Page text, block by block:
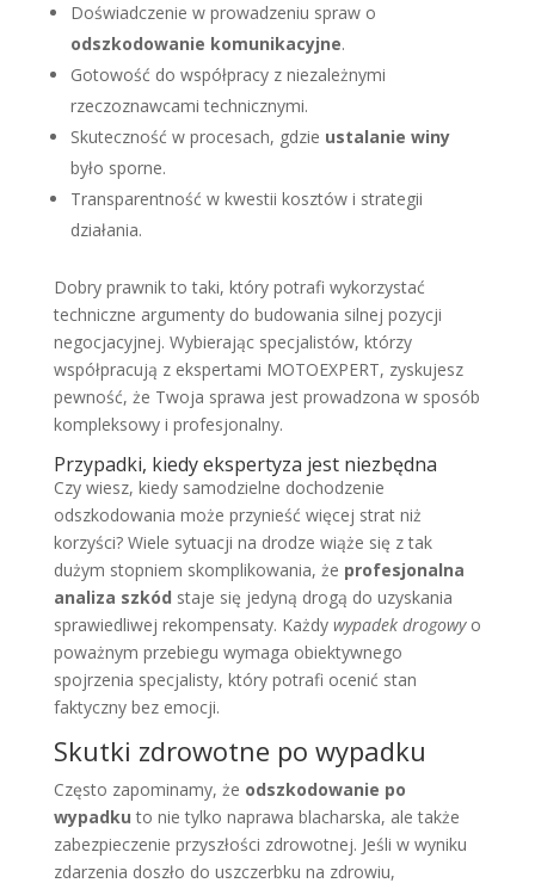
Doświadczenie w prowadzeniu spraw o
odszkodowanie komunikacyjne.
Gotowość do współpracy z niezależnymi
rzeczoznawcami technicznymi.
Skuteczność w procesach, gdzie ustalanie winy
było sporne.
Transparentność w kwestii kosztów i strategii
działania.
Dobry prawnik to taki, który potrafi wykorzystać
techniczne argumenty do budowania silnej pozycji
negocjacyjnej. Wybierając specjalistów, którzy
współpracują z ekspertami MOTOEXPERT, zyskujesz
pewność, że Twoja sprawa jest prowadzona w sposób
kompleksowy i profesjonalny.
Przypadki, kiedy ekspertyza jest niezbędna
Czy wiesz, kiedy samodzielne dochodzenie
odszkodowania może przynieść więcej strat niż
korzyści? Wiele sytuacji na drodze wiąże się z tak
dużym stopniem skomplikowania, że profesjonalna
analiza szkód staje się jedyną drogą do uzyskania
sprawiedliwej rekompensaty. Każdy wypadek drogowyo
poważnym przebiegu wymaga obiektywnego
spojrzenia specjalisty, który potrafi ocenić stan
faktyczny bez emocji.
Skutki zdrowotne po wypadku
Często zapominamy, że odszkodowanie po
wypadku to nie tylko naprawa blacharska, ale także
zabezpieczenie przyszłości zdrowotnej. Jeśli w wyniku
zdarzenia doszło do uszczerbku na zdrowiu,